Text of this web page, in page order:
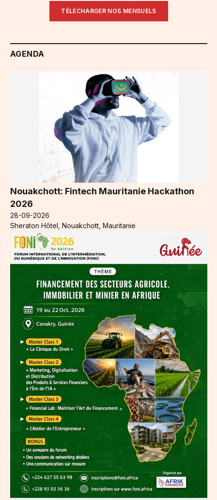
TÉLÉCHARGER NOS MENSUELS
AGENDA
Nouakchott: Fintech Mauritanie Hackathon
2026
28-09-2026
Sheraton Hôtel, Nouakchott, Mauritanie